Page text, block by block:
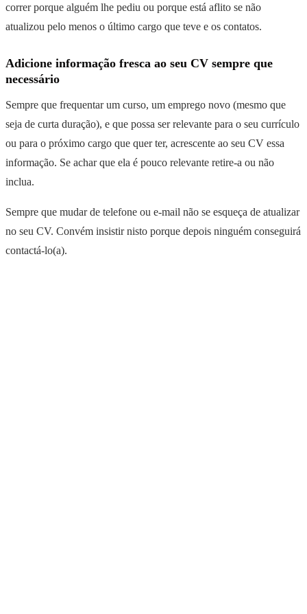
correr porque alguém lhe pediu ou porque está aflito se não
atualizou pelo menos o último cargo que teve e os contatos.
Adicione informação fresca ao seu CV sempre que
necessário
Sempre que frequentar um curso, um emprego novo (mesmo que
seja de curta duração), e que possa ser relevante para o seu currículo
ou para o próximo cargo que quer ter, acrescente ao seu CV essa
informação. Se achar que ela é pouco relevante retire-a ou não
inclua.
Sempre que mudar de telefone ou e-mail não se esqueça de atualizar
no seu CV. Convém insistir nisto porque depois ninguém conseguirá
contactá-lo(a).